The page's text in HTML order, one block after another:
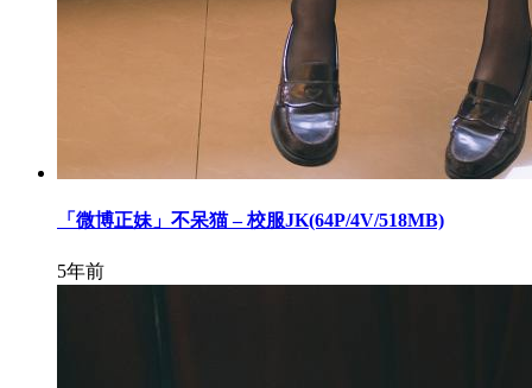
「微博正妹」不呆猫 – 校服JK(64P/4V/518MB)
5年前